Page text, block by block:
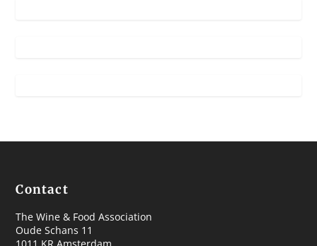
Contact
The Wine & Food Association
Oude Schans 11